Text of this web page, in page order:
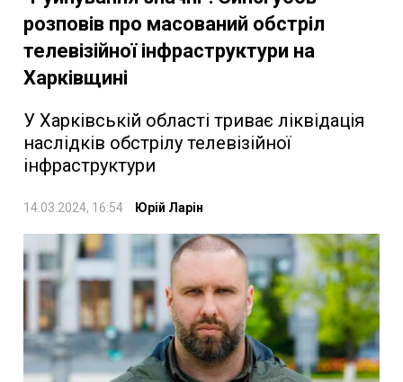
розповів про масований обстріл
телевізійної інфраструктури на
Харківщині
У Харківській області триває ліквідація
наслідків обстрілу телевізійної
інфраструктури
14.03.2024, 16:54 Юрій Ларін